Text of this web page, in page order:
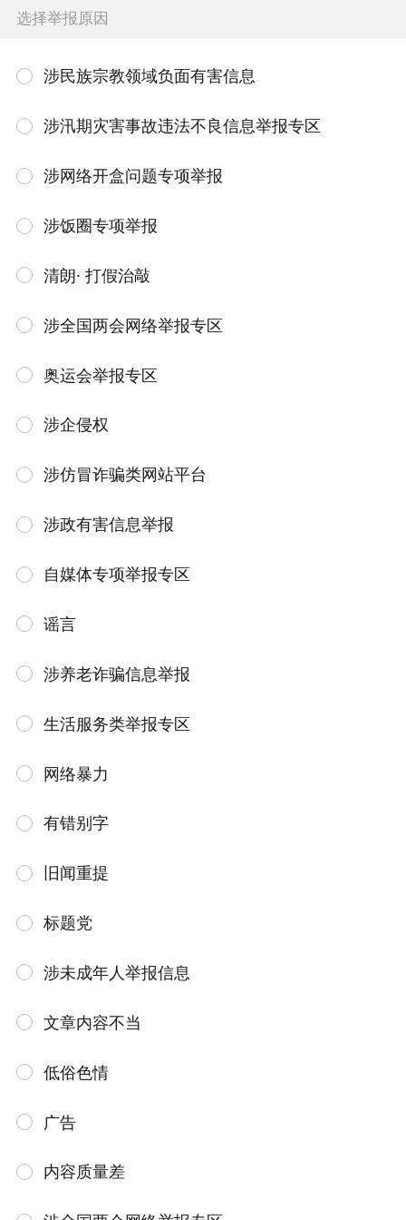
选择举报原因
涉民族宗教领域负面有害信息
涉汛期灾害事故违法不良信息举报专区
涉网络开盒问题专项举报
涉饭圈专项举报
清朗· 打假治敲
涉全国两会网络举报专区
奥运会举报专区
涉企侵权
涉仿冒诈骗类网站平台
涉政有害信息举报
自媒体专项举报专区
谣言
涉养老诈骗信息举报
生活服务类举报专区
网络暴力
有错别字
旧闻重提
标题党
涉未成年人举报信息
文章内容不当
低俗色情
广告
内容质量差